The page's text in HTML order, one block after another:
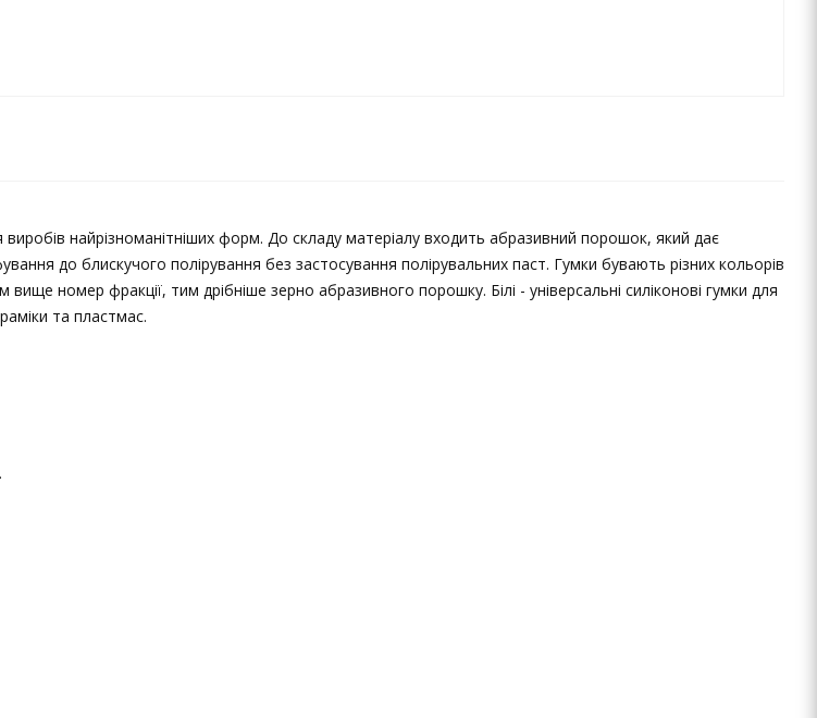
найрізноманітніших форм. До складу матеріалу входить абразивний порошок, який дає
до блискучого полірування без застосування полірувальних паст. Гумки бувають різних кольорів
вище номер фракції, тим дрібніше зерно абразивного порошку. Білі - універсальні силіконові гумки для
та пластмас.